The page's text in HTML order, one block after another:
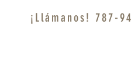
¡Llámanos! 787-